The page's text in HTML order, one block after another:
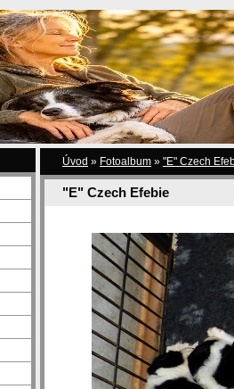
Úvod » Fotoalbum » "E" Czech
"E" Czech Efebie